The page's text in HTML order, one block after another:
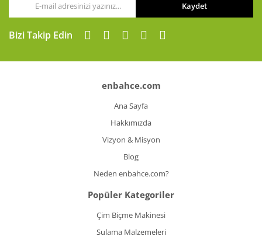
Kaydet
Bizi Takip Edin
enbahce.com
Ana Sayfa
Hakkımızda
Vizyon & Misyon
Blog
Neden enbahce.com?
Popüler Kategoriler
Çim Biçme Makinesi
Sulama Malzemeleri